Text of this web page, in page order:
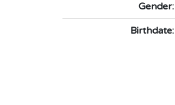
Gender:
Birthdate: